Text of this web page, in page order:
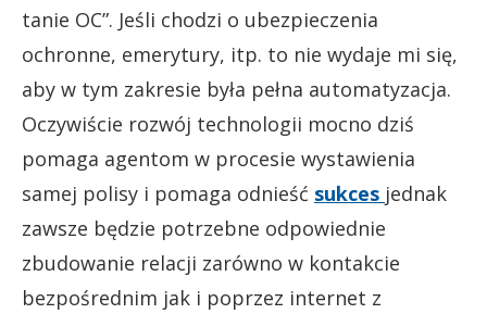
tanie OC”. Jeśli chodzi o ubezpieczenia
ochronne, emerytury, itp. to nie wydaje mi się,
aby w tym zakresie była pełna automatyzacja.
Oczywiście rozwój technologii mocno dziś
pomaga agentom w procesie wystawienia
samej polisy i pomaga odnieść sukces jednak
zawsze będzie potrzebne odpowiednie
zbudowanie relacji zarówno w kontakcie
bezpośrednim jak i poprzez internet z